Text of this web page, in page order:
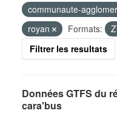
communaute-
royan
Formats:
Filtrer les resultats
Données GTFS du
cara'bus